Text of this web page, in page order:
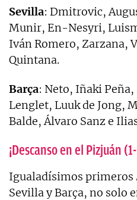
Sevilla: Dmitrovic,
Munir, En-Nesyri,
Iván Romero, Zarzana,
Quintana.
Barça: Neto, Iñaki
Lenglet, Luuk de Jong,
Balde, Álvaro Sanz e
¡Descanso en el Pizjuán
Igualadísimos primeros
Sevilla y Barça, no solo